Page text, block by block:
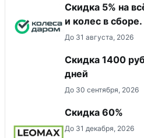
Скидка 5% на
и колес в сборе.
До 31 августа, 2026
Скидка 1400
дней
До 30 сентября, 2026
Скидка 60%
До 31 декабря, 2026